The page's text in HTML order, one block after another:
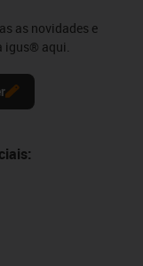
as novidades e
igus® aqui.